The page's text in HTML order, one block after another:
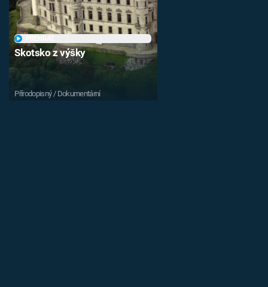
Skotsko z výšky
Přírodopisný / Dokumentární